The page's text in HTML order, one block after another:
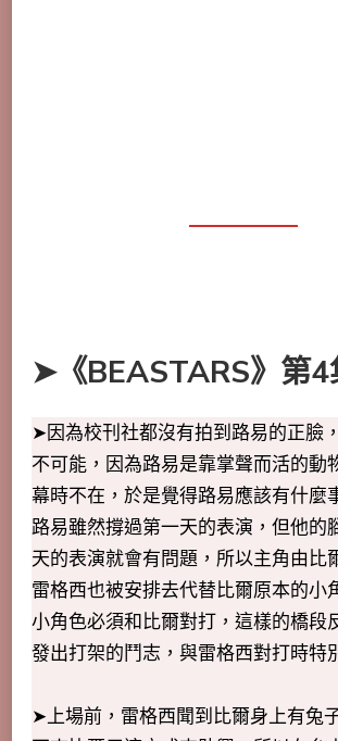
➤《BEASTARS》第4
➤因為校刊社都沒有拍到路易的正臉
不可能，因為路易是靠掌聲而活的動
幕時不在，於是覺得路易應該有什麼
路易雖然撐過第一天的表演，但他的
天的表演就會有問題，所以主角由比
雷格西也被安排去代替比爾原本的小
小角色必須和比爾對打，這樣的橋段
發出打架的鬥志，與雷格西對打時特
➤上場前，雷格西聞到比爾身上有兔